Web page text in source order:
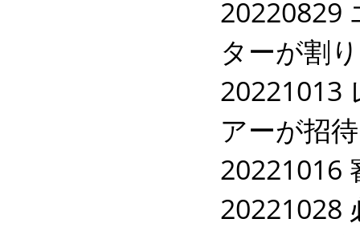
20220829
ターが割
20221013
アーが招
20221016
20221028